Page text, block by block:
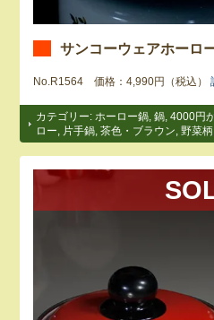
サンコーウェアホーロ
No.R1564 価格：4,990円（税込）
カテゴリー: ホーロー鍋 ,鍋 ,4000円
ロー
片手鍋 ,茶色・ブラウン ,野菜柄